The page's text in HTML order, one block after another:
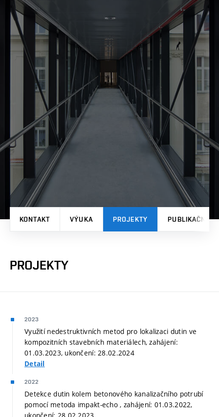
KONTAKT VÝUKA PROJEKTY PUBLIKAČNÍ
PROJEKTY
2023
Využití nedestruktivních metod pro lokalizaci dutin ve
kompozitních stavebních materiálech, zahájení:
01.03.2023, ukončení: 28.02.2024
Detail
2022
Detekce dutin kolem betonového kanalizačního potrubí
pomocí metoda impakt-echo , zahájení: 01.03.2022,
ukončení: 28.02.2023